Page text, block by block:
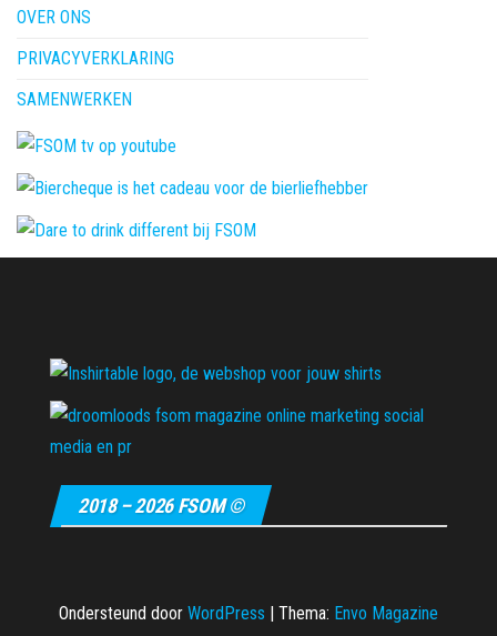
OVER ONS
PRIVACYVERKLARING
SAMENWERKEN
2018 – 2026 FSOM ©
Ondersteund door WordPress | Thema: Envo Magazine